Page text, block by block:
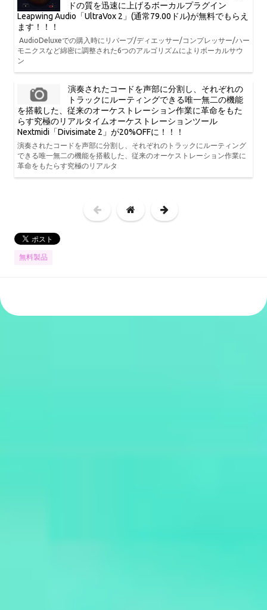
ドの質を迅速に上げるボーカルプラグイン
Leapwing Audio「UltraVox 2」(通常79.00ドル)が無料でもらえ
ます！！！
AudioDeluxeでの購入時にリバーブ/ディエッサー/コンプレッサー/ハー
モニクスなど綿密に調整された6つのアルゴリズムによりボーカルサウ
ン
演奏されたコードを声部に分割し、それぞれの
トラックにルーティングできる唯一無二の機能
を搭載した、従来のオーケストレーション作業に革命をもた
らす究極のリアルタイムオーケストレーションツール
Nextmidi「Divisimate 2」が20%OFFに！！！
演奏されたコードを声部に分割し、それぞれのトラックにルーティング
できる唯一無二の機能を搭載した、従来のオーケストレーション作業に
革命をもたらす究極のリアルタ
無料製品